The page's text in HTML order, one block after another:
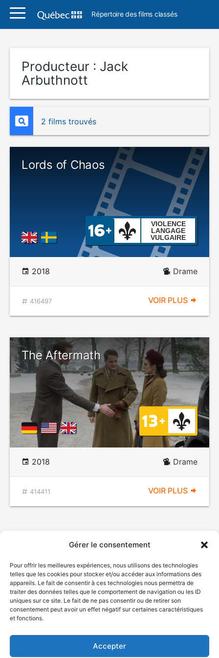
Gérer le consentement
Pour offrir les meilleures expériences, nous utilisons des technologies
telles que les cookies pour stocker et/ou accéder aux informations des
appareils. Le fait de consentir à ces technologies nous permettra de
traiter des données telles que le comportement de navigation ou les ID
uniques sur ce site. Le fait de ne pas consentir ou de retirer son
consentement peut avoir un effet négatif sur certaines caractéristiques
et fonctions.
Accepter
Répertoire des films classés
Producteur : Jack
Arbuthnott
2 films trouvés
Lords of Chaos
VIOLENCE
LANGAGE
VULGAIRE
2018 Drame
416497 VOIR PLUS
The Aftermath
2018 Drame
414411 VOIR PLUS
© Gouvernement du Québec, 2026
Plan du site
Accessibilité